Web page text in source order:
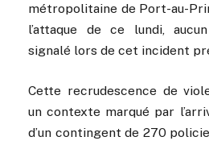
métropolitaine de Port-au-
l’attaque de ce lundi,
signalé lors de cet incident
Cette recrudescence de
un contexte marqué par
d’un contingent de 270